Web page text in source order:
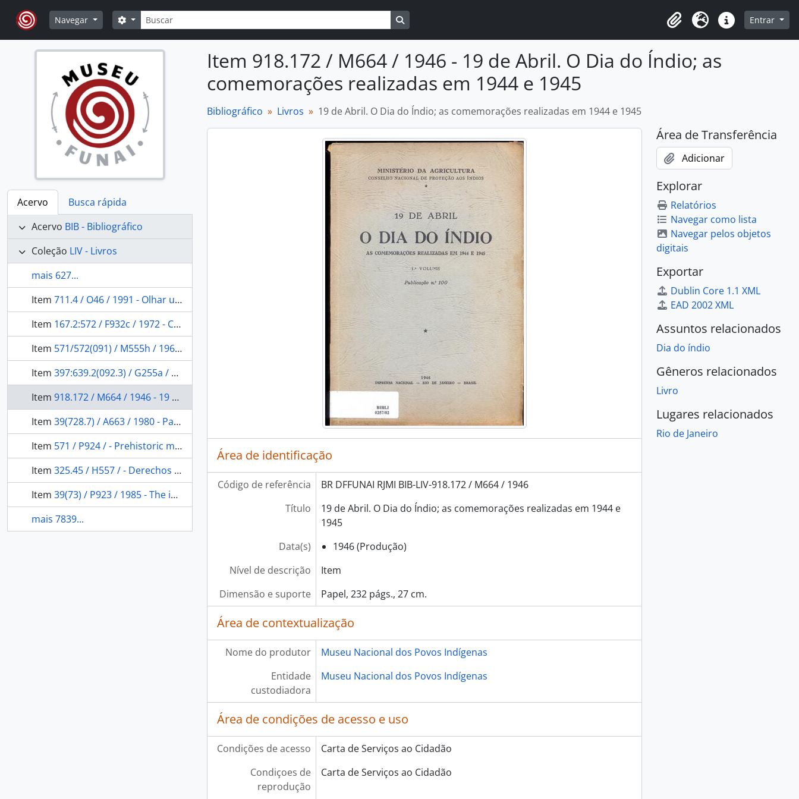
Skip to main content
Navegar
Buscar
Opções de busca
Área de Transferência
Idioma Atalhos Entrar
Acervo
Busca rápida
Acervo BIB - Bibliográfico
Coleção LIV - Livros
mais 627...
Item 711.4 / O46 / 1991 - Olhar urbano, olhar humano
Item 167.2:572 / F932c / 1972 - Carater social de uma aldeia: um estudo sociopsicanalítico.
Item 571/572(091) / M555h / 1966 - Histoire de L`anthropologie
Item 397:639.2(092.3) / G255a / 1989 - Antônio de Gastão, pescador de Cabo Frio
Item 918.172 / M664 / 1946 - 19 de Abril. O Dia do Índio; as comemorações realizadas em 1944 e 1945
Item 39(728.7) / A663 / 1980 - Panama indigena
Item 571 / P924 / - Prehistoric man in the new world
Item 325.45 / H557 / - Derechos humanos y aborigenes;: el pueblo Mapuche.
Item 39(73) / P923 / 1985 - The indians in American Society,: from the revolutionary war to the present.
mais 7839...
Item 918.172 / M664 / 1946 - 19 de Abril. O Dia do Índio; as
comemorações realizadas em 1944 e 1945
Bibliográfico Livros 19 de Abril. O Dia do Índio; as comemorações realizadas em 1944 e 1945
Área de identificação
Código de referência
BR DFFUNAI RJMI BIB-LIV-918.172 / M664 / 1946
Título
19 de Abril. O Dia do Índio; as comemorações realizadas em 1944 e
1945
Data(s)
1946 (Produção)
Nível de descrição
Item
Dimensão e suporte
Papel, 232 págs., 27 cm.
Área de contextualização
Nome do produtor
Museu Nacional dos Povos Indígenas
Entidade
custodiadora
Museu Nacional dos Povos Indígenas
Área de condições de acesso e uso
Condições de acesso
Carta de Serviços ao Cidadão
Condiçoes de
reprodução
Carta de Serviços ao Cidadão
Área de Transferência
Adicionar
Explorar
Relatórios
Navegar como lista
Navegar pelos objetos
digitais
Exportar
Dublin Core 1.1 XML
EAD 2002 XML
Assuntos relacionados
Dia do índio
Gêneros relacionados
Livro
Lugares relacionados
Rio de Janeiro